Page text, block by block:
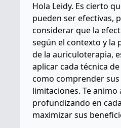
Hola Leidy. Es cierto
pueden ser efectivas,
considerar que la
según el contexto y la
de la auriculoterapia,
aplicar cada técnica
como comprender
limitaciones. Te
profundizando en
maximizar sus